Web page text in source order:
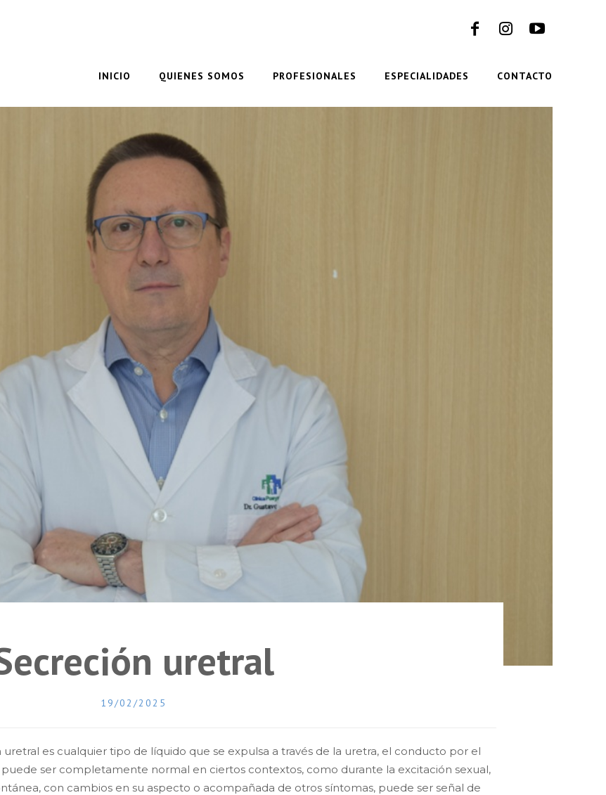
INICIO QUIENES SOMOS PROFESIONALES ESPECIALIDADES CONTACTO
uretral
19/02/2025
uretral es cualquier tipo de líquido que se expulsa a través de la uretra, el conducto por el
ser completamente normal en ciertos contextos, como durante la excitación sexual,
con cambios en su aspecto o acompañada de otros síntomas, puede ser señal de